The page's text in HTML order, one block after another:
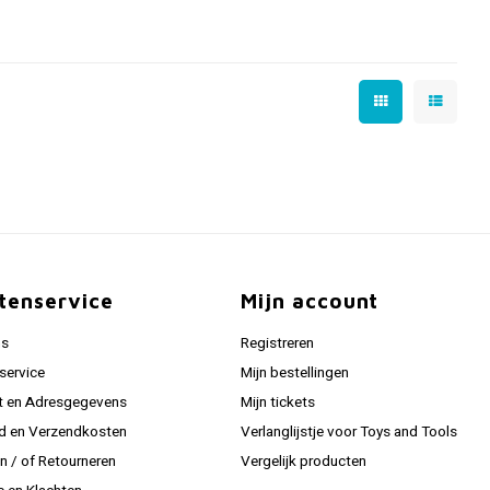
en Adresgegevens
en Verzendkosten
/ of Retourneren
Mijn account
Registreren
Mijn bestellingen
Mijn tickets
Verlanglijstje voor Toys and Tools
Vergelijk producten